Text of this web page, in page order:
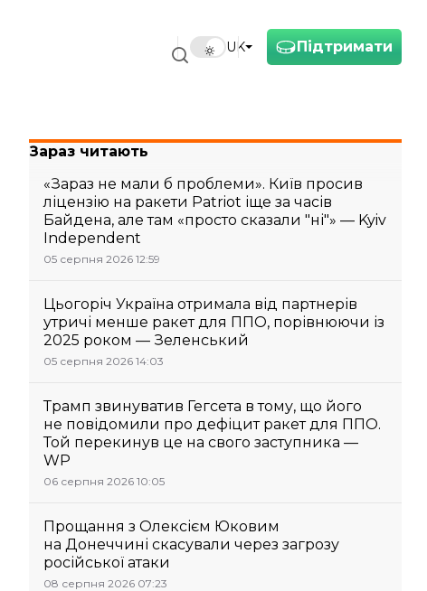
Підтримати
UK
Зараз читають
«Зараз не мали б проблеми». Київ просив
ліцензію на ракети Patriot іще за часів
Байдена, але там «просто сказали "ні"» — Kyiv
Independent
05 серпня 2026 12:59
Цьогоріч Україна отримала від партнерів
утричі менше ракет для ППО, порівнюючи із
2025 роком — Зеленський
05 серпня 2026 14:03
Трамп звинуватив Гегсета в тому, що його
не повідомили про дефіцит ракет для ППО.
Той перекинув це на свого заступника —
WP
06 серпня 2026 10:05
Прощання з Олексієм Юковим
на Донеччині скасували через загрозу
російської атаки
08 серпня 2026 07:23